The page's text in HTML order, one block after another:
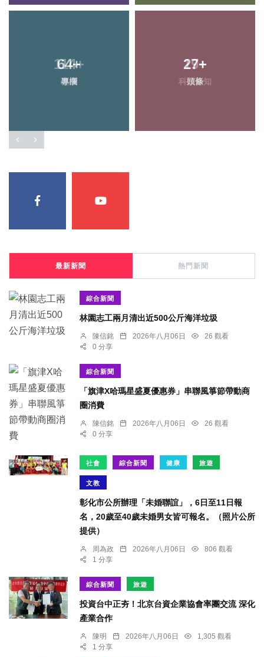
64+
專欄
27+
頭條
最新新聞 熱門新聞
綜合新聞
林園志工兩月清出近500公斤海洋垃圾
陳信銘 2026年八月06日
26 觀看
0 分享
綜合新聞
「旗津X哈瑪星盛夏優惠券」串聯風箏節帶動商
圈消費
陳信銘 2026年八月06日
26 觀看
0 分享
社會 綜合新聞 健康 旅遊
文教
彰化市公所辦理「未婚聯誼」，6日至11日報
名，20歲至40歲未婚男女皆可報名。（照片公所
提供）
周為政 2026年八月06日
806 觀看
1 分享
綜合新聞 旅遊
投資台中正夯！北京台資企業協會率團交流 深化
產業合作
陳明 2026年八月06日
1,305 觀看
1 分享